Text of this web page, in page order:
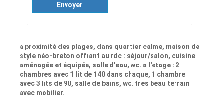
Envoyer
a proximité des plages, dans quartier calme, maison de
style néo-breton offrant au rdc : séjour/salon, cuisine
aménagée et équipée, salle d'eau, wc. a l'etage : 2
chambres avec 1 lit de 140 dans chaque, 1 chambre
avec 3 lits de 90, salle de bains, wc. très beau terrain
avec mobilier.